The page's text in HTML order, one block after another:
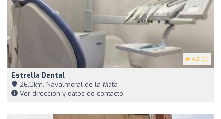
4.2 (5)
Estrella Dental
26,0km, Navalmoral de la Mata
Ver dirección y datos de contacto